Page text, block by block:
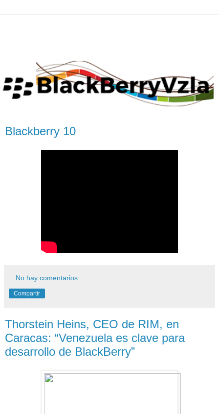
Blackberry 10
No hay comentarios:
Compartir
Thorstein Heins, CEO de RIM, en
Caracas: “Venezuela es clave para
desarrollo de BlackBerry”